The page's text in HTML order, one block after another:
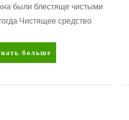
были блестяще чистыми
Чистящее средство
больше